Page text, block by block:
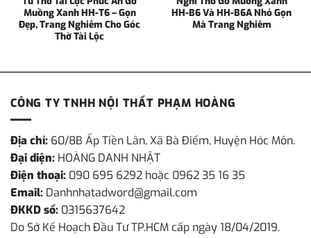
Muồng Xanh HH-T6 – Gọn
Đẹp, Trang Nghiêm Cho Góc
Thờ Tài Lộc
HH-B6 Và HH-B6A Nhỏ Gọn
Mà Trang Nghiêm
CÔNG TY TNHH NỘI THẤT PHẠM HOÀNG
Địa chỉ: 60/8B Ấp Tiền Lân, Xã Bà Điểm, Huyện Hóc Môn.
Đại diện: HOÀNG DANH NHẬT
Điện thoại: 090 695 6292 hoặc 0962 35 16 35
Email: Danhnhatadword@gmail.com
ĐKKD số: 0315637642
Do Sở Kế Hoạch Đầu Tư TP.HCM cấp ngày 18/04/2019.